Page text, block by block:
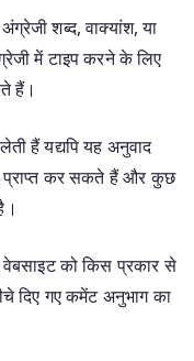
शब्द, वाक्यांश, या
में टाइप करने के लिए
हैं।
हैं यद्यपि यह अनुवाद
प्राप्त कर सकते हैं और कुछ
को किस प्रकार से
दिए गए कमेंट अनुभाग का